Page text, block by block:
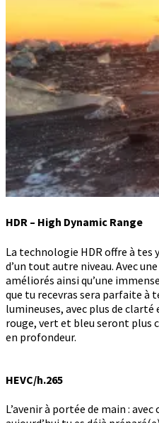
HDR – High Dynamic Range
La technologie HDR offre à tes
d’un tout autre niveau. Avec
améliorés ainsi qu’une
que tu recevras sera parfaite à
lumineuses, avec plus de clarté
rouge, vert et bleu seront plus
en profondeur.
HEVC/h.265
L’avenir à portée de main : avec